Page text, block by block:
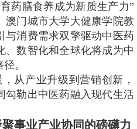
药膳食养成为新质生产力”
澳门城市大学大健康学院教
与消费需求双擎驱动中医药
、数智化和全球化将成为中
。
从产业升级到营销创新，
勾勒出中医药融入现代生活
事业产业协同的磅礴力